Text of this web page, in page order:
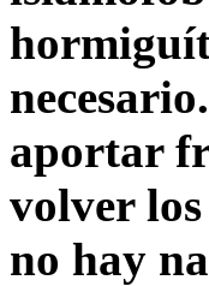
aportar
volver
no hay